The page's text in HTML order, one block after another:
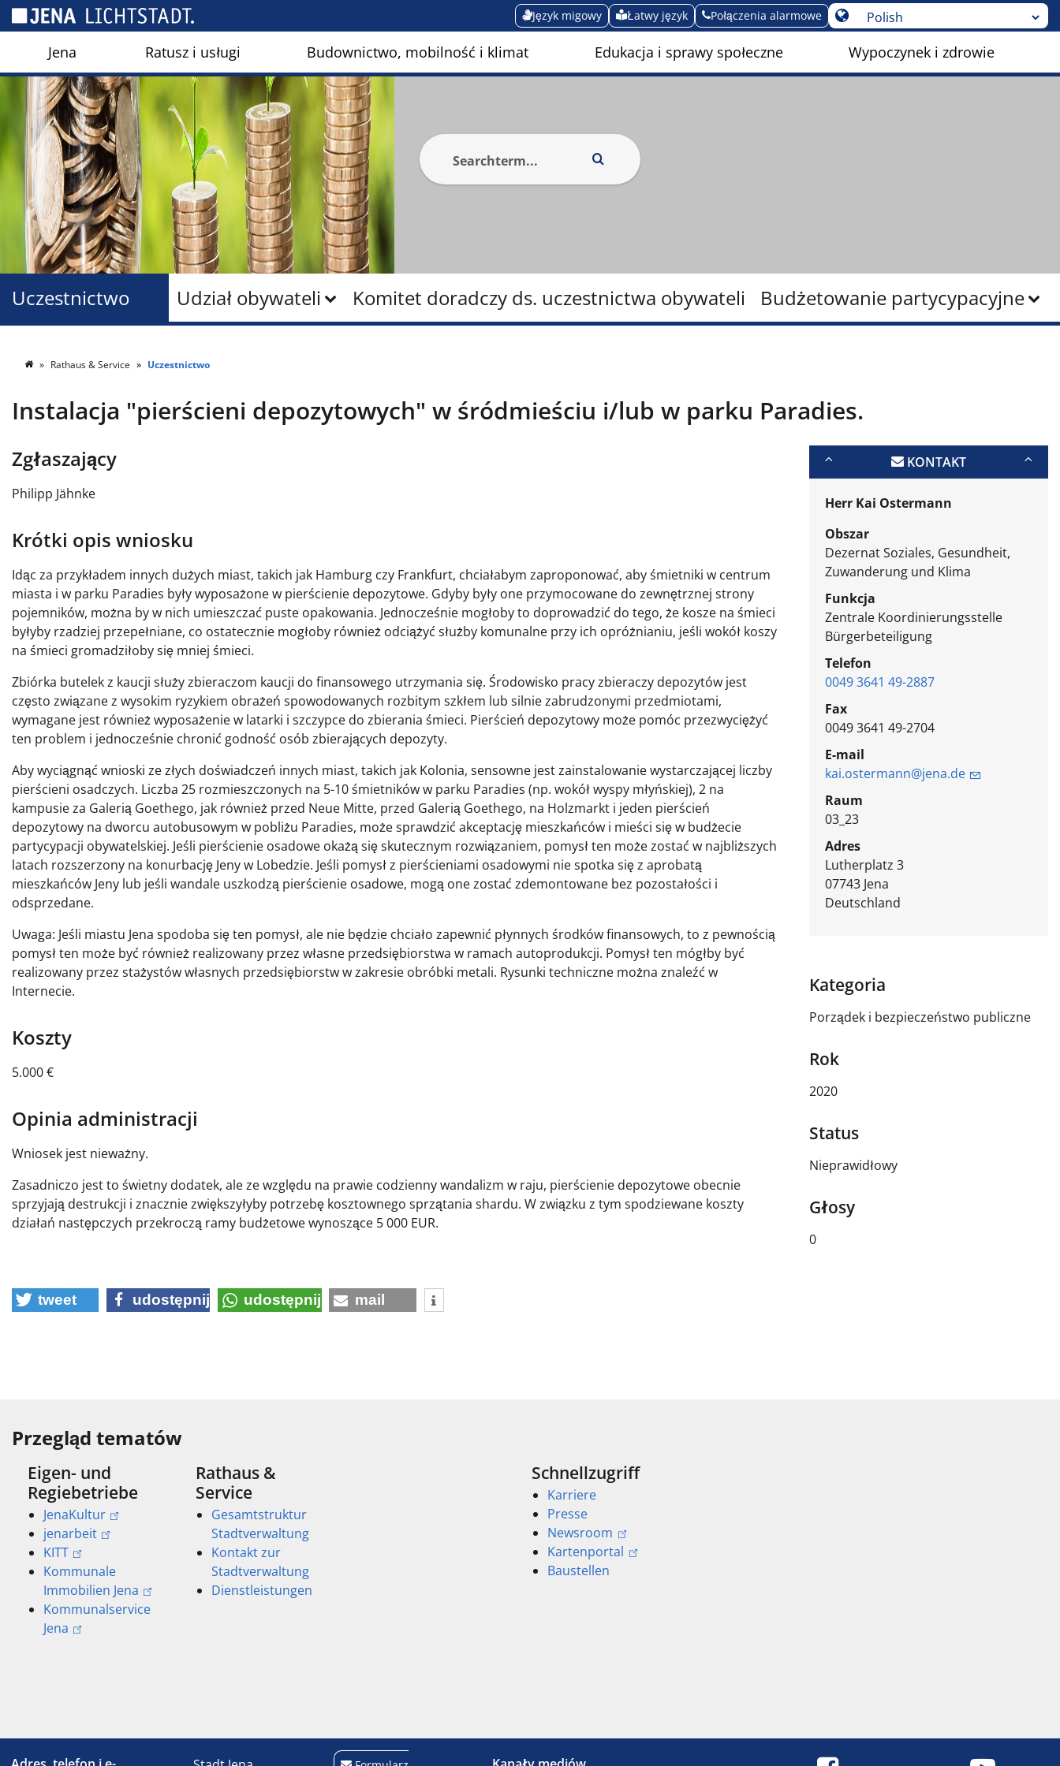
Język migowy Łatwy język Połączenia alarmowe
Jena Ratusz i usługi Budownictwo, mobilność i klimat Edukacja i sprawy społeczne Wypoczynek i zdrowie
Udział obywateli Komitet doradczy ds. uczestnictwa obywateli Budżetowanie partycypacyjne
Uczestnictwo
Rathaus & Service Uczestnictwo
Instalacja "pierścieni depozytowych" w śródmieściu i/lub w parku Paradies.
Zgłaszający
Philipp Jähnke
Krótki opis wniosku
Idąc za przykładem innych dużych miast, takich jak Hamburg czy Frankfurt, chciałabym zaproponować, aby śmietniki w centrum
miasta i w parku Paradies były wyposażone w pierścienie depozytowe. Gdyby były one przymocowane do zewnętrznej strony
pojemników, można by w nich umieszczać puste opakowania. Jednocześnie mogłoby to doprowadzić do tego, że kosze na śmieci
byłyby rzadziej przepełniane, co ostatecznie mogłoby również odciążyć służby komunalne przy ich opróżnianiu, jeśli wokół koszy
na śmieci gromadziłoby się mniej śmieci.
Zbiórka butelek z kaucji służy zbieraczom kaucji do finansowego utrzymania się. Środowisko pracy zbieraczy depozytów jest
często związane z wysokim ryzykiem obrażeń spowodowanych rozbitym szkłem lub silnie zabrudzonymi przedmiotami,
wymagane jest również wyposażenie w latarki i szczypce do zbierania śmieci. Pierścień depozytowy może pomóc przezwyciężyć
ten problem i jednocześnie chronić godność osób zbierających depozyty.
Aby wyciągnąć wnioski ze złych doświadczeń innych miast, takich jak Kolonia, sensowne jest zainstalowanie wystarczającej liczby
pierścieni osadczych. Liczba 25 rozmieszczonych na 5-10 śmietników w parku Paradies (np. wokół wyspy młyńskiej), 2 na
kampusie za Galerią Goethego, jak również przed Neue Mitte, przed Galerią Goethego, na Holzmarkt i jeden pierścień
depozytowy na dworcu autobusowym w pobliżu Paradies, może sprawdzić akceptację mieszkańców i mieści się w budżecie
partycypacji obywatelskiej. Jeśli pierścienie osadowe okażą się skutecznym rozwiązaniem, pomysł ten może zostać w najbliższych
latach rozszerzony na konurbację Jeny w Lobedzie. Jeśli pomysł z pierścieniami osadowymi nie spotka się z aprobatą
mieszkańców Jeny lub jeśli wandale uszkodzą pierścienie osadowe, mogą one zostać zdemontowane bez pozostałości i
odsprzedane.
Uwaga: Jeśli miastu Jena spodoba się ten pomysł, ale nie będzie chciało zapewnić płynnych środków finansowych, to z pewnością
pomysł ten może być również realizowany przez własne przedsiębiorstwa w ramach autoprodukcji. Pomysł ten mógłby być
realizowany przez stażystów własnych przedsiębiorstw w zakresie obróbki metali. Rysunki techniczne można znaleźć w
Internecie.
Koszty
5.000 €
Opinia administracji
Wniosek jest nieważny.
Zasadniczo jest to świetny dodatek, ale ze względu na prawie codzienny wandalizm w raju, pierścienie depozytowe obecnie
sprzyjają destrukcji i znacznie zwiększyłyby potrzebę kosztownego sprzątania shardu. W związku z tym spodziewane koszty
działań następczych przekroczą ramy budżetowe wynoszące 5 000 EUR.
KONTAKT
Herr Kai Ostermann
Obszar
Dezernat Soziales, Gesundheit,
Zuwanderung und Klima
Funkcja
Zentrale Koordinierungsstelle
Bürgerbeteiligung
Telefon
0049 3641 49-2887
Fax
0049 3641 49-2704
E-mail
kai.ostermann@jena.de
Raum
03_23
Adres
Lutherplatz 3
07743 Jena
Deutschland
Kategoria
Porządek i bezpieczeństwo publiczne
Rok
2020
Status
Nieprawidłowy
Głosy
0
tweet udostępnij udostępnij mail
Przegląd tematów
Eigen- und
Regiebetriebe
JenaKultur
jenarbeit
KITT
Kommunale
Immobilien Jena
Kommunalservice
Jena
Rathaus &
Service
Gesamtstruktur
Stadtverwaltung
Kontakt zur
Stadtverwaltung
Dienstleistungen
Schnellzugriff
Karriere
Presse
Newsroom
Kartenportal
Baustellen
Panel zarządzania plikami cookies